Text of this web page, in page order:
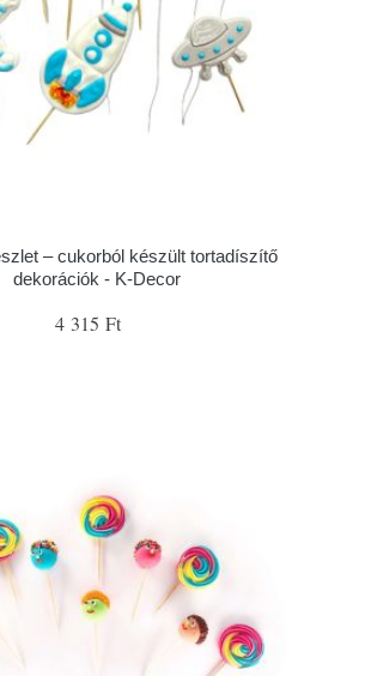
– cukorból készült tortadíszítő
dekorációk - K-Decor
4 315 Ft